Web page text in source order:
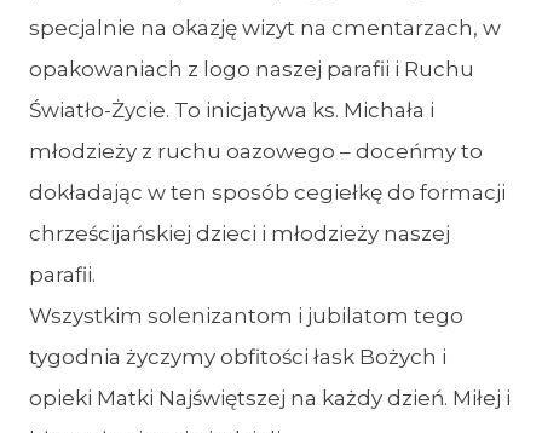
specjalnie na okazję wizyt na cmentarzach, w
opakowaniach z logo naszej parafii i Ruchu
Światło-Życie. To inicjatywa ks. Michała i
młodzieży z ruchu oazowego – doceńmy to
dokładając w ten sposób cegiełkę do formacji
chrześcijańskiej dzieci i młodzieży naszej
parafii.
Wszystkim solenizantom i jubilatom tego
tygodnia życzymy obfitości łask Bożych i
opieki Matki Najświętszej na każdy dzień. Miłej i